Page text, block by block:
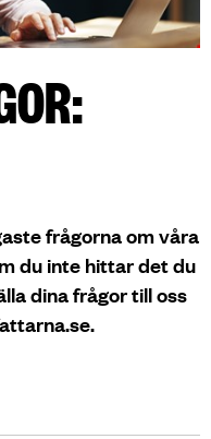
frågorna om våra
du inte hittar det du
dina frågor till oss